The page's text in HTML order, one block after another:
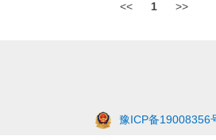
<< 1 >>
豫ICP备19008356